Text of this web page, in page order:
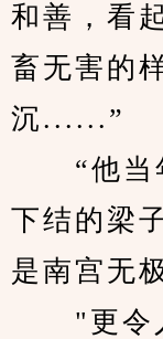
和善，看
畜无害的
沉......”
“他当年
下结的梁
是南宫无
"更令人